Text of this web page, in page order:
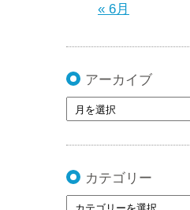
« 6月
アーカイブ
カテゴリー